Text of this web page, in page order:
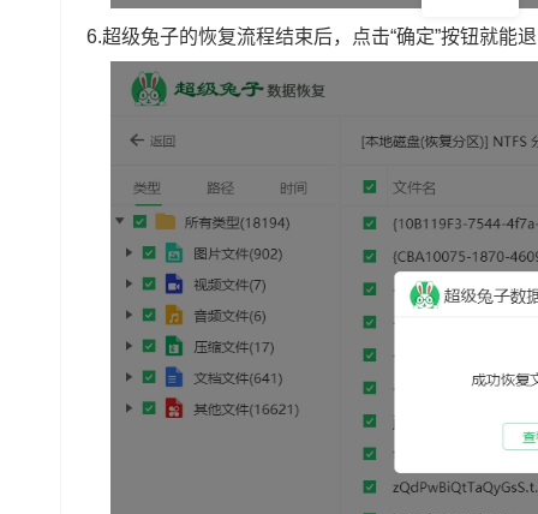
6.超级兔子的恢复流程结束后，点击“确定”按钮就能